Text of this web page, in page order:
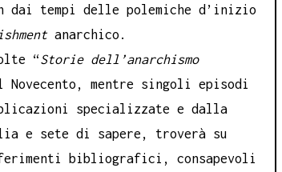
tempi delle polemiche d’inizio
anarchico.
“Storie dell’anarchismo
mentre singoli episodi
specializzate e dalla
e sete di sapere, troverà su
bibliografici, consapevoli